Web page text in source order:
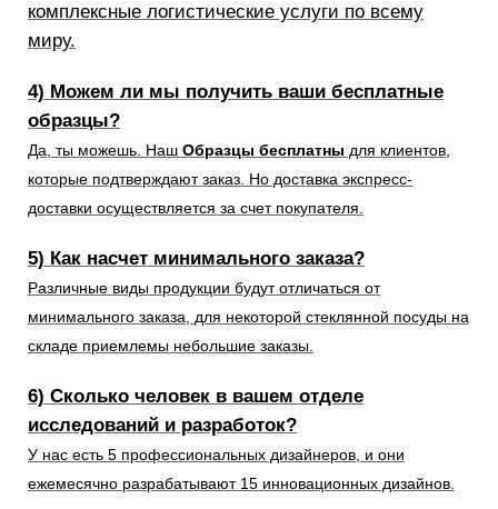
комплексные логистические услуги по всему
миру.
4) Можем ли мы получить ваши бесплатные
образцы?
Да, ты можешь. Наш Образцы бесплатны для клиентов,
которые подтверждают заказ. Но доставка экспресс-
доставки осуществляется за счет покупателя.
5) Как насчет минимального заказа?
Различные виды продукции будут отличаться от
минимального заказа, для некоторой стеклянной посуды на
складе приемлемы небольшие заказы.
6) Сколько человек в вашем отделе
исследований и разработок?
У нас есть 5 профессиональных дизайнеров, и они
ежемесячно разрабатывают 15 инновационных дизайнов.